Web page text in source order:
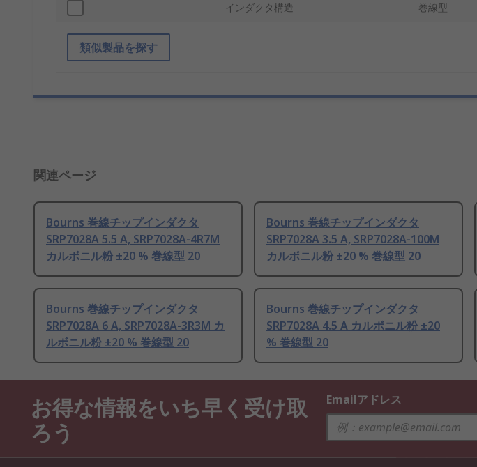
インダクタ構造 巻線型
類似製品を探す
関連ページ
Bourns 巻線チップインダクタ
SRP7028A 5.5 A, SRP7028A-4R7M
カルボニル粉 ±20 % 巻線型 20
Bourns 巻線チップインダクタ
SRP7028A 3.5 A, SRP7028A-100M
カルボニル粉 ±20 % 巻線型 20
Bourns 巻線チップインダクタ
SRP7028A 6 A, SRP7028A-3R3M カ
ルボニル粉 ±20 % 巻線型 20
Bourns 巻線チップインダクタ
SRP7028A 4.5 A カルボニル粉 ±20
% 巻線型 20
お得な情報をいち早く受け取
ろう
Emailアドレス